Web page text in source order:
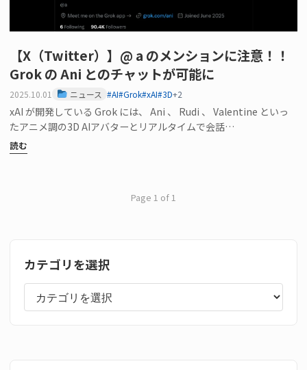
【X（Twitter）】@ a のメンションに注意！！
Grok の Ani とのチャットが可能に
2025.10.01 ニュース #AI#Grok#xAI#3D+2
xAI が開発している Grok には、 Ani 、 Rudi 、 Valentine といっ
たアニメ調の3D AIアバターとリアルタイムで会話…
読む
Page 1 of 1
カテゴリを選択